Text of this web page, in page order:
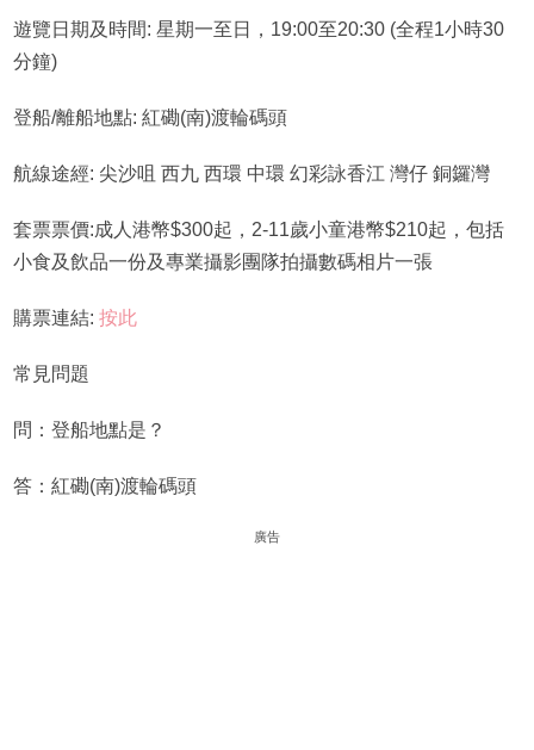
遊覽日期及時間: 星期一至日，19:00至20:30 (全程1小時30
分鐘)
登船/離船地點: 紅磡(南)渡輪碼頭
航線途經: 尖沙咀 西九 西環 中環 幻彩詠香江 灣仔 銅鑼灣
套票票價:成人港幣$300起，2-11歲小童港幣$210起，包括
小食及飲品一份及專業攝影團隊拍攝數碼相片一張
購票連結: 按此
常見問題
問：登船地點是？
答：紅磡(南)渡輪碼頭
廣告